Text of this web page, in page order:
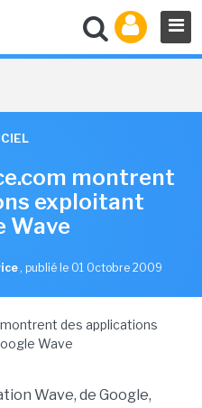
montrent
exploitant
Wave
, publié le 01 Octobre 2009
Wave, de Google,